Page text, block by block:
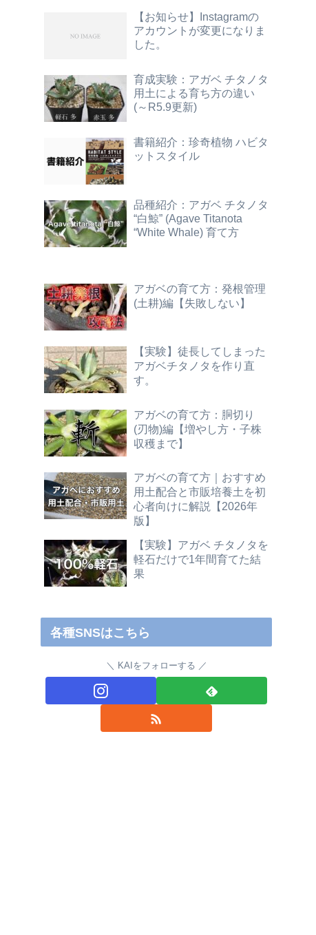
【お知らせ】Instagramの
アカウントが変更になりま
した。
育成実験：アガベ チタノタ
用土による育ち方の違い
(～R5.9更新)
書籍紹介：珍奇植物 ハビタ
ットスタイル
品種紹介：アガベ チタノタ
“白鯨” (Agave Titanota
“White Whale) 育て方
アガベの育て方：発根管理
(土耕)編【失敗しない】
【実験】徒長してしまった
アガベチタノタを作り直
す。
アガベの育て方：胴切り
(刃物)編【増やし方・子株
収穫まで】
アガベの育て方｜おすすめ
用土配合と市販培養土を初
心者向けに解説【2026年
版】
【実験】アガベ チタノタを
軽石だけで1年間育てた結
果
各種SNSはこちら
KAIをフォローする